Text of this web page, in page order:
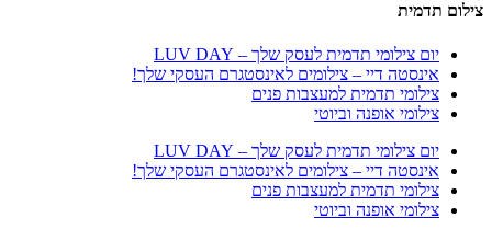
צילום תדמית
יום צילומי תדמית לעסק שלך – LUV DAY
אינסטה דיי – צילומים לאינסטגרם העסקי שלך!
צילומי תדמית למעצבות פנים
צילומי אופנה וביוטי
יום צילומי תדמית לעסק שלך – LUV DAY
אינסטה דיי – צילומים לאינסטגרם העסקי שלך!
צילומי תדמית למעצבות פנים
צילומי אופנה וביוטי